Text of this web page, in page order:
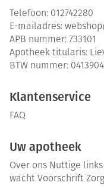
Telefoon: 012742280
E-mailadres:
APB nummer: 733101
Apotheek titularis:
BTW nummer:
Klantenservice
FAQ
Uw apotheek
Over ons Nuttige links
wacht Voorschrift